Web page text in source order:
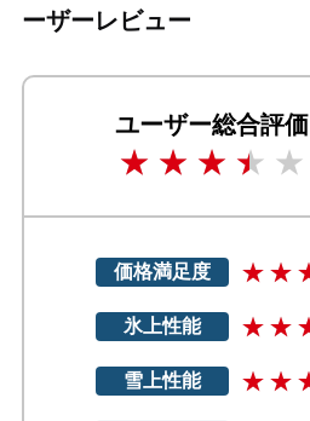
ーザーレビュー
ユーザー総合評価
価格満足度
氷上性能
雪上性能